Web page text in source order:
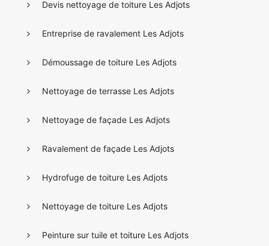
Devis nettoyage de toiture Les Adjots
Entreprise de ravalement Les Adjots
Démoussage de toiture Les Adjots
Nettoyage de terrasse Les Adjots
Nettoyage de façade Les Adjots
Ravalement de façade Les Adjots
Hydrofuge de toiture Les Adjots
Nettoyage de toiture Les Adjots
Peinture sur tuile et toiture Les Adjots